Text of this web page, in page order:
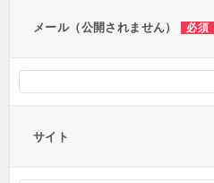
メール（公開されません） 必須
サイト